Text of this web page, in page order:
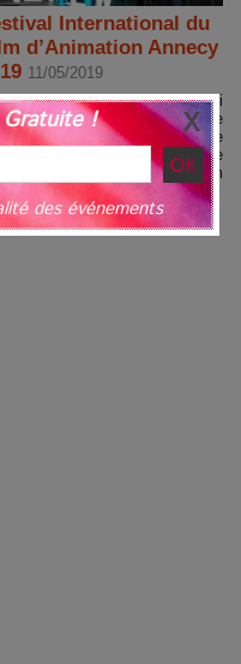
International du
d’Animation Annecy
11/05/2019
l’ oiseau…. » Ce jeudi
2019, la tête tripartite de
tenait conférence de presse
Papeteries de Cran. C’est que
59°Festival International du Film
(le...
!
des événements